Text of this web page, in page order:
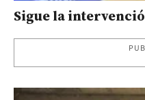
Sigue la